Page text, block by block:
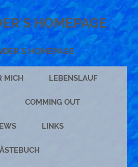
HOMEPAGE
HOMEPAGE
MICH LEBENSLAUF
COMMING OUT
LINKS